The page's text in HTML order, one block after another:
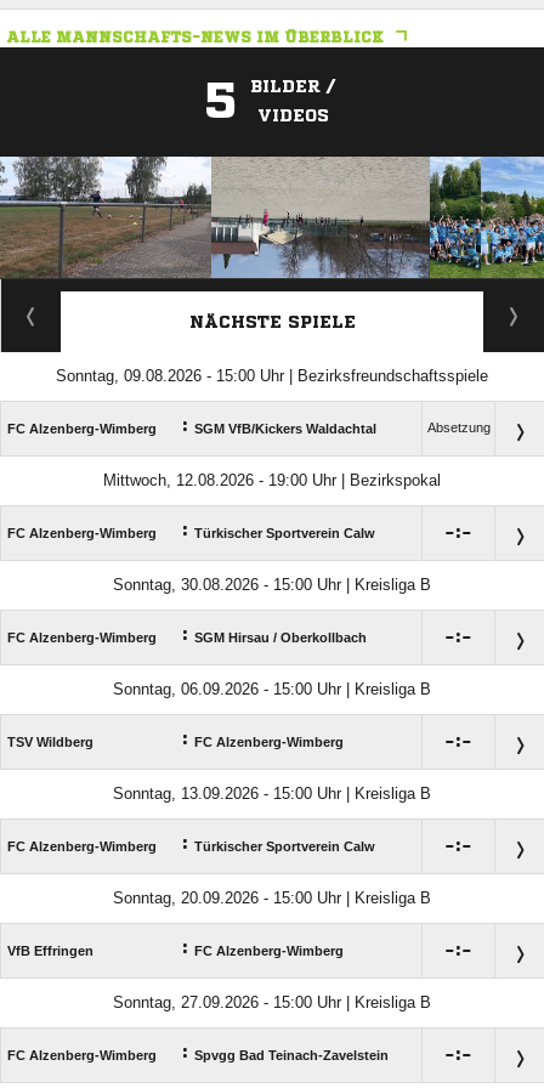
ALLE MANNSCHAFTS-NEWS IM ÜBERBLICK
5
BILDER /
VIDEOS
ANZEIGE
NÄCHSTE SPIELE
Sonntag, 09.08.2026 - 15:00 Uhr | Bezirksfreundschaftsspiele
FC Alzenberg-Wimberg : SGM VfB/​Kickers Waldachtal Absetzung
Mittwoch, 12.08.2026 - 19:00 Uhr | Bezirkspokal
FC Alzenberg-Wimberg : Türkischer Sportverein Calw :
Sonntag, 30.08.2026 - 15:00 Uhr | Kreisliga B
FC Alzenberg-Wimberg : SGM Hirsau /​ Oberkollbach :
Sonntag, 06.09.2026 - 15:00 Uhr | Kreisliga B
TSV Wildberg : FC Alzenberg-Wimberg :
Sonntag, 13.09.2026 - 15:00 Uhr | Kreisliga B
FC Alzenberg-Wimberg : Türkischer Sportverein Calw :
Sonntag, 20.09.2026 - 15:00 Uhr | Kreisliga B
VfB Effringen : FC Alzenberg-Wimberg :
Sonntag, 27.09.2026 - 15:00 Uhr | Kreisliga B
FC Alzenberg-Wimberg : Spvgg Bad Teinach-Zavelstein :